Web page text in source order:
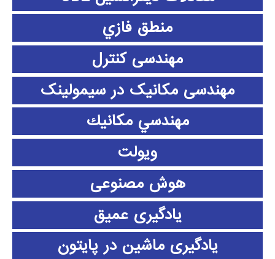
منطق فازي
مهندسی کنترل
مهندسی مکانیک در سیمولینک
مهندسي مكانيك
ویولت
هوش مصنوعی
یادگیری عمیق
یادگیری ماشین در پایتون